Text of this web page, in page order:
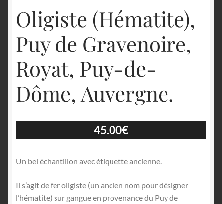
Oligiste (Hématite),
Puy de Gravenoire,
Royat, Puy-de-
Dôme, Auvergne.
45.00€
Un bel échantillon avec étiquette ancienne.
Il s’agit de fer oligiste (un ancien nom pour désigner
l’hématite) sur gangue en provenance du Puy de